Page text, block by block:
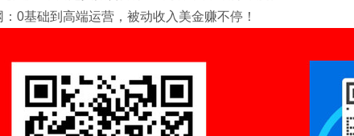
0基础到高端运营，被动收入美金赚不停！